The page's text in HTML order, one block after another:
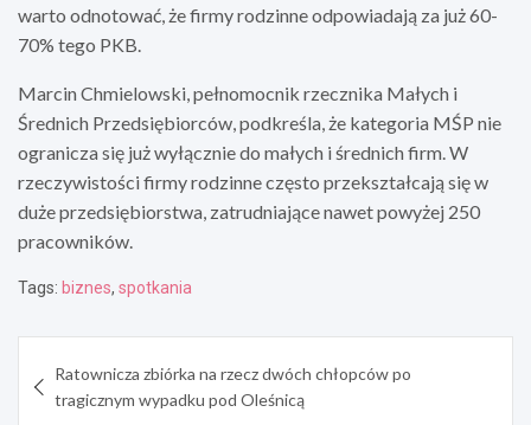
warto odnotować, że firmy rodzinne odpowiadają za już 60-
70% tego PKB.
Marcin Chmielowski, pełnomocnik rzecznika Małych i
Średnich Przedsiębiorców, podkreśla, że kategoria MŚP nie
ogranicza się już wyłącznie do małych i średnich firm. W
rzeczywistości firmy rodzinne często przekształcają się w
duże przedsiębiorstwa, zatrudniające nawet powyżej 250
pracowników.
Tags: biznes, spotkania
wpisu
Ratownicza zbiórka na rzecz dwóch chłopców po
tragicznym wypadku pod Oleśnicą